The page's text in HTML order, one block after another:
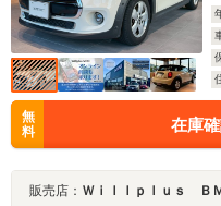
無
料
在庫
販売店： Ｗｉｌｌｐｌｕｓ Ｂ